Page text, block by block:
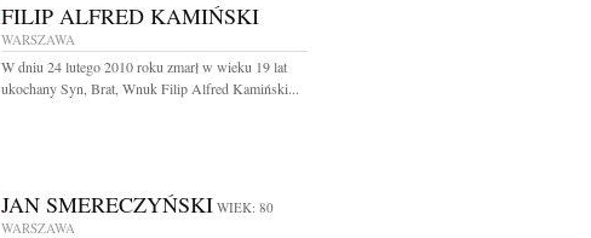
FILIP ALFRED KAMIŃSKI
WARSZAWA
W dniu 24 lutego 2010 roku zmarł w wieku 19 lat
ukochany Syn, Brat, Wnuk Filip Alfred Kamiński...
JAN SMERECZYŃSKI WIEK: 80
WARSZAWA